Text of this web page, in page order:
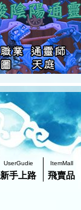
UserGudie
新手上路
ItemMall
飛賣品